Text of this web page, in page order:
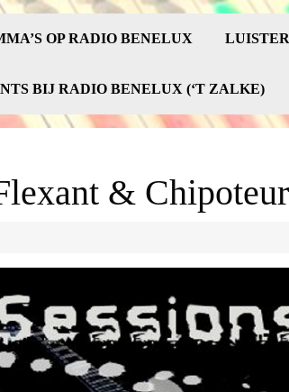
OP RADIO BENELUX
BIJ RADIO BENELUX (‘T ZALKE)
&